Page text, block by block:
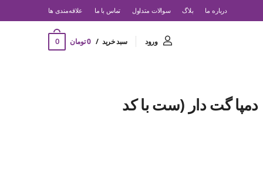
درباره ما بلاگ سوالات متداول تماس با ما ‌علاقه‌مندی ها
ورود سبد خرید 0 تومان 0
گت دار (ست با کد